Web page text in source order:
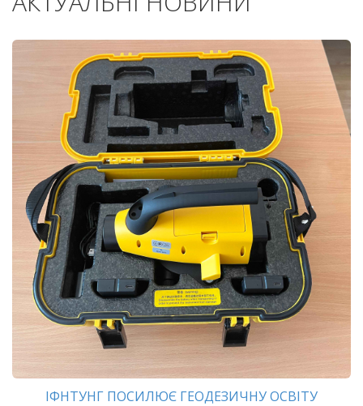
ІФНТУНГ ПОСИЛЮЄ ГЕОДЕЗИЧНУ ОСВІТУ